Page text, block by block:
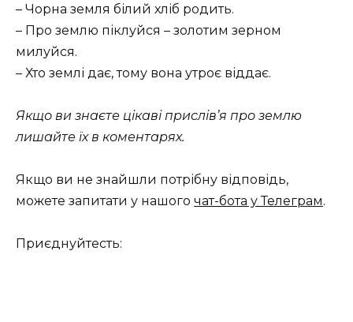
– Чорна земля білий хліб родить.
– Про землю піклуйся – золотим зерном
милуйся.
– Хто землі дає, тому вона утроє віддає.
Якщо ви знаєте цікаві прислів’я про землю
лишайте їх в коментарях.
Якщо ви не знайшли потрібну відповідь,
можете запитати у нашого чат-бота у Телеграм.
Приєднуйтесть: